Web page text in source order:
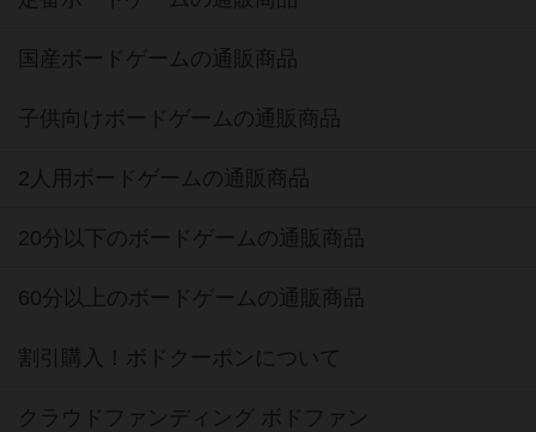
国産ボードゲームの通販商品
子供向けボードゲームの通販商品
2人用ボードゲームの通販商品
20分以下のボードゲームの通販商品
60分以上のボードゲームの通販商品
割引購入！ボドクーポンについて
クラウドファンディング ボドファン